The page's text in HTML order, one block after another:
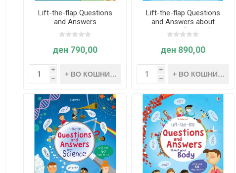
Lift-the-flap Questions
and Answers
ден 790,00
i
h
Lift-the-flap Questions
and Answers about
Animals (Age 5+)
ден 890,00
i
h